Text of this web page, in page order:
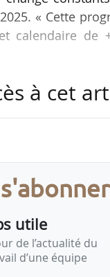
« Cette
calendaire
19,9 % du
de 79M€, à
à cet
utile
de l’actualité du
d’une équipe